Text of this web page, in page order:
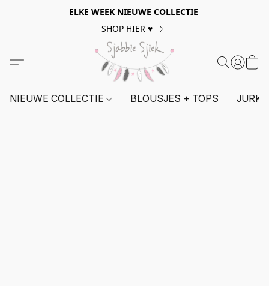
ELKE WEEK NIEUWE COLLECTIE
SHOP HIER ♥
NIEUWE COLLECTIE BLOUSJES + TOPS